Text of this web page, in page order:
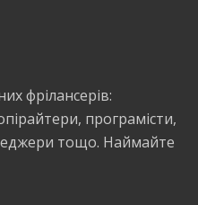
фрілансерів:
програмісти,
тощо. Наймайте